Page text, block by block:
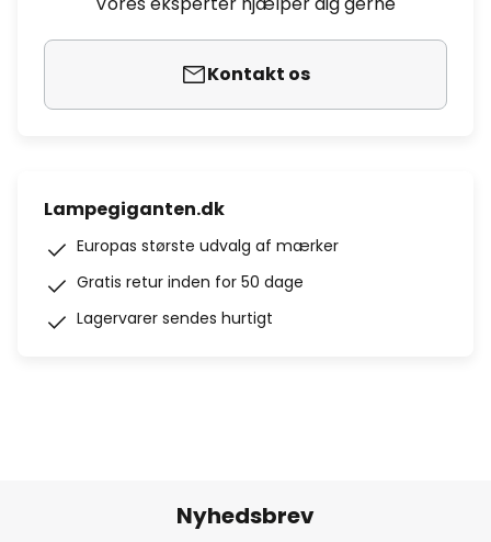
Kontakt os
Lampegiganten.dk
Europas største udvalg af mærker
Gratis retur inden for 50 dage
Lagervarer sendes hurtigt
Nyhedsbrev